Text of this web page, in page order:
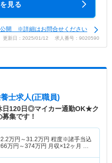
見る
開 ※詳細はお問合せください
更新日：2025/01/12 求人番号：9020590
士求人(正職員)
日120日◎マイカー通勤OK★ク
集です！
万円～31.2万円 程度※諸手当込
万円～374万円 月収×12ヶ月 賞